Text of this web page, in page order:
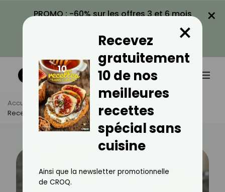
PROMO : -60% sur les offres 3 et 6 mois
VOIR LA PROMO
×
Accueil Actus
Recettes
Recette Légère De Caramel Au Beurre Salé
Recevez
gratuitement
10 de nos
meilleures
recettes
spécial sans
cuisine
×
Ainsi que la newsletter promotionnelle
de CROQ.